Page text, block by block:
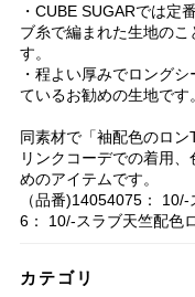
・CUBE SUGARでは定
ブ糸で編まれた生地の
す。
・程よい厚みでロング
ているお勧めの生地です。
同素材で「袖配色のロン
リンクコーデでの着用
めのアイテムです。
（品番)14054075：
6： 10/-スラブ天竺配色
カテゴリ